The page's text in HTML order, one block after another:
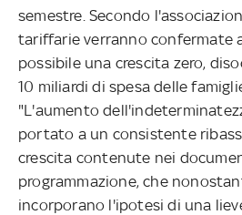
semestre. Secondo
tariffarie verranno confermate
possibile una crescita zero,
10 miliardi di spesa delle
"L'aumento
portato a un consistente
crescita contenute nei
programmazione, che
incorporano l'ipotesi di una